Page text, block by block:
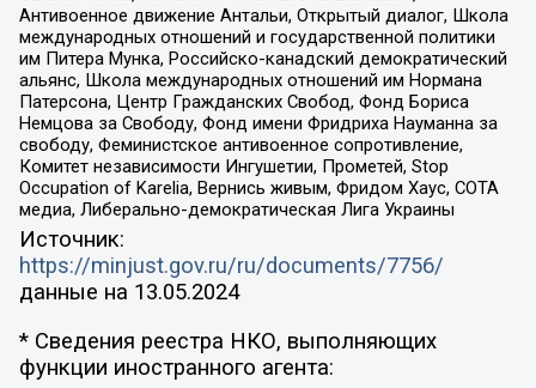
Антивоенное движение Антальи, Открытый диалог, Школа
международных отношений и государственной политики
им Питера Мунка, Российско-канадский демократический
альянс, Школа международных отношений им Нормана
Патерсона, Центр Гражданских Свобод, Фонд Бориса
Немцова за Свободу, Фонд имени Фридриха Науманна за
свободу, Феминистское антивоенное сопротивление,
Комитет независимости Ингушетии, Прометей, Stop
Occupation of Karelia, Вернись живым, Фридом Хаус, СОТА
медиа, Либерально-демократическая Лига Украины
Источник:
https://minjust.gov.ru/ru/documents/7756/
данные на 13.05.2024
* Сведения реестра НКО, выполняющих
функции иностранного агента: